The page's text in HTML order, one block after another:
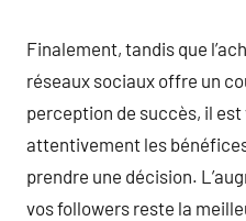
Finalement, tandis que
réseaux sociaux offre un
perception de succès, il
attentivement les
prendre une décision.
vos followers reste la